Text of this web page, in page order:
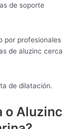
de soporte
por profesionales
de aluzinc cerca
de dilatación.
o Aluzinc